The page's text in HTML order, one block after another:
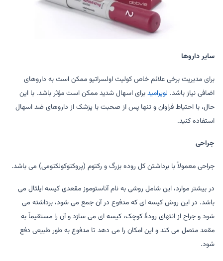
سایر داروها
برای مدیریت برخی علائم خاص کولیت اولسراتیو ممکن است به داروهای
اضافی نیاز باشد. لوپرامیدبرای اسهال شدید ممکن است مؤثر باشد. با این
حال، با احتیاط فراوان و تنها پس از صحبت با پزشک از داروهای ضد اسهال
استفاده کنید.
جراحی
جراحی معمولاً با برداشتن کل روده بزرگ و رکتوم (پروکتوکولکتومی) می باشد.
در بیشتر موارد، این شامل روشی به نام آناستوموز مقعدی کیسه ایلئال می
باشد. در این روش کیسه ای که مدفوع در آن جمع می شود، برداشته می
شود و جراح از انتهای رودۀ کوچک، کیسه ای می سازد و آن را مستقیماً به
مقعد متصل می کند و این امکان را می دهد تا مدفوع به طور طبیعی دفع
شود.